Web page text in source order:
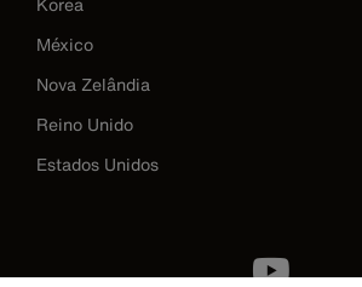
México
Nova Zelândia
Reino Unido
Estados Unidos